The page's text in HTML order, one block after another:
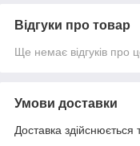
Відгуки про товар
Ще немає відгуків про
Умови доставки
Доставка здійснюється